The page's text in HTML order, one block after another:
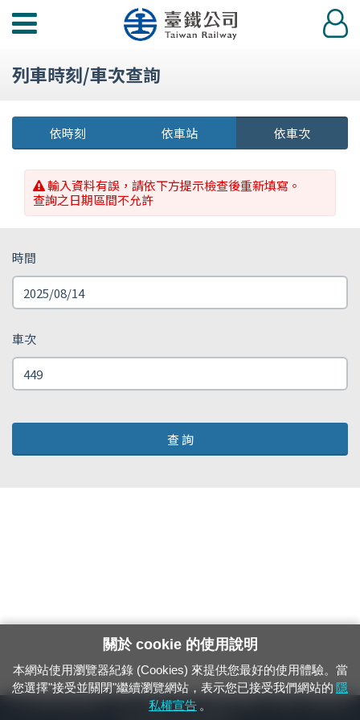
功
選
登
入
列車時刻/車次查詢
依時刻 依車站 依車次
輸入資料有誤，請依下方提示檢查後重新填寫。
查詢之日期區間不允許
時間
車次
查 詢
24小時緊急通報電話：1933（市話、手機，僅限發現軌道、平交道、橋樑及隧
關於 cookie 的使用說明
本網站使用瀏覽器紀錄 (Cookies) 來提供您最好的使用體驗。當
您選擇"接受並關閉"繼續瀏覽網站，表示您已接受我們網站的 隱
私權宣告 。